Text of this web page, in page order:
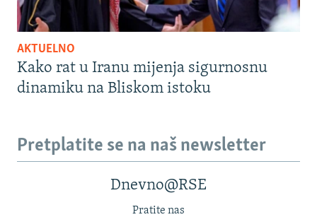
AKTUELNO
Kako rat u Iranu mijenja sigurnosnu
dinamiku na Bliskom istoku
Pretplatite se na naš newsletter
Dnevno@RSE
Pratite nas